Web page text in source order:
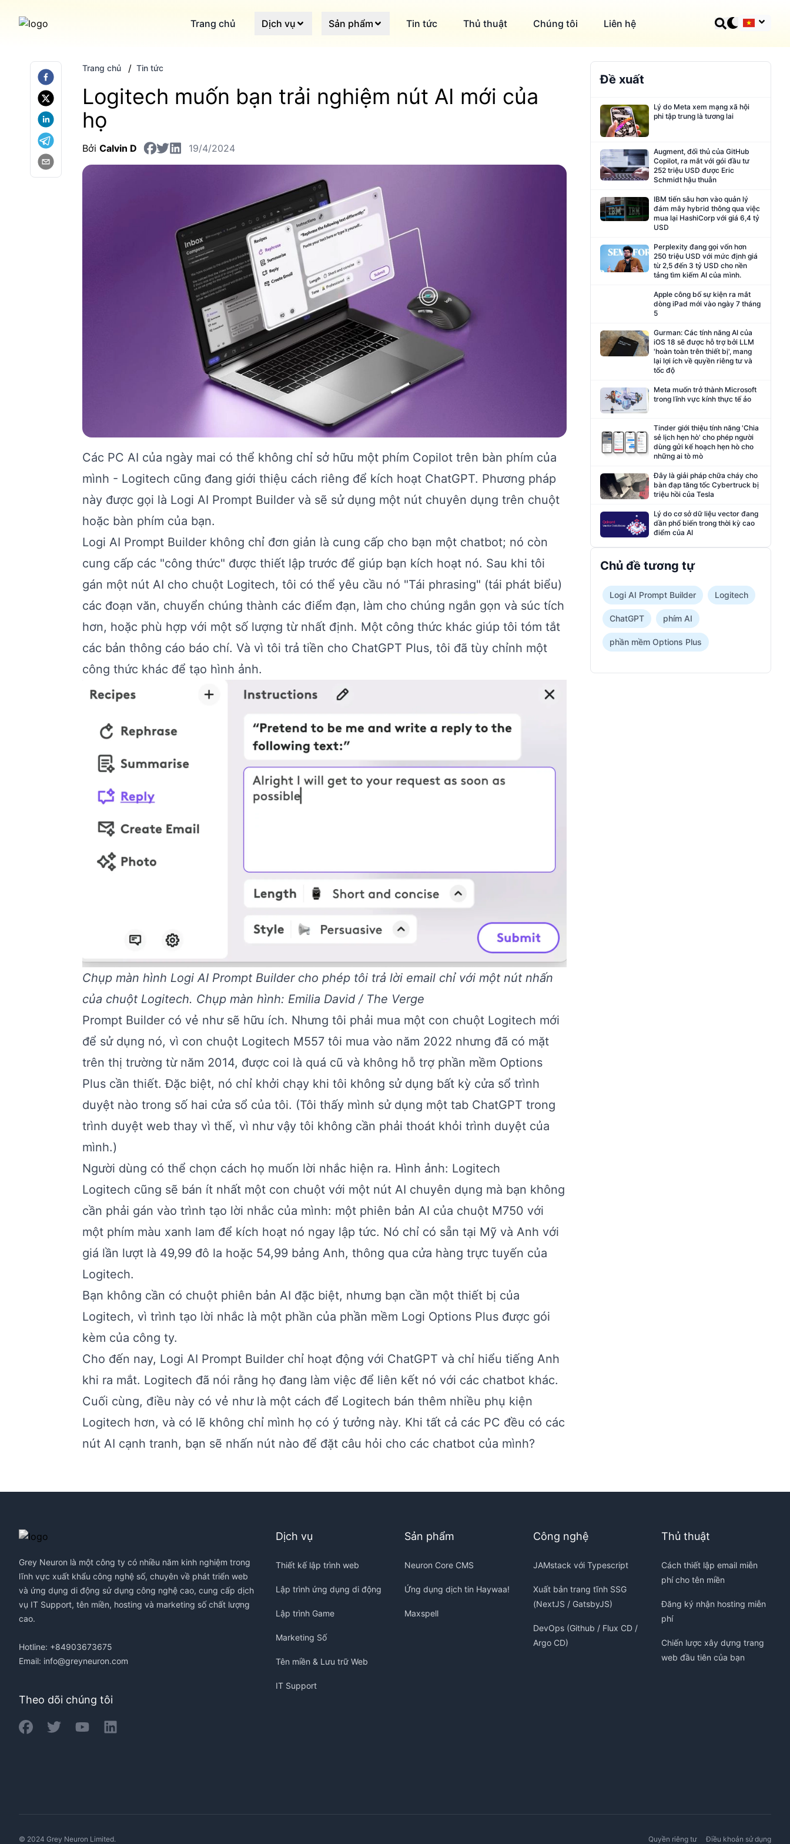
Trang chủ Dịch vụ Sản phẩm Tin tức Thủ thuật Chúng tôi Liên hệ
Trang chủ / Tin tức
Logitech muốn bạn trải nghiệm nút AI mới của
họ
Bởi Calvin D 19/4/2024
Các PC AI của ngày mai có thể không chỉ sở hữu một phím Copilot trên bàn phím của
mình - Logitech cũng đang giới thiệu cách riêng để kích hoạt ChatGPT. Phương pháp
này được gọi là Logi AI Prompt Builder và sẽ sử dụng một nút chuyên dụng trên chuột
hoặc bàn phím của bạn.
Logi AI Prompt Builder không chỉ đơn giản là cung cấp cho bạn một chatbot; nó còn
cung cấp các "công thức" được thiết lập trước để giúp bạn kích hoạt nó. Sau khi tôi
gán một nút AI cho chuột Logitech, tôi có thể yêu cầu nó "Tái phrasing" (tái phát biểu)
các đoạn văn, chuyển chúng thành các điểm đạn, làm cho chúng ngắn gọn và súc tích
hơn, hoặc phù hợp với một số lượng từ nhất định. Một công thức khác giúp tôi tóm tắt
các bản thông cáo báo chí. Và vì tôi trả tiền cho ChatGPT Plus, tôi đã tùy chỉnh một
công thức khác để tạo hình ảnh.
Chụp màn hình Logi AI Prompt Builder cho phép tôi trả lời email chỉ với một nút nhấn
của chuột Logitech. Chụp màn hình: Emilia David / The Verge
Prompt Builder có vẻ như sẽ hữu ích. Nhưng tôi phải mua một con chuột Logitech mới
để sử dụng nó, vì con chuột Logitech M557 tôi mua vào năm 2022 nhưng đã có mặt
trên thị trường từ năm 2014, được coi là quá cũ và không hỗ trợ phần mềm Options
Plus cần thiết. Đặc biệt, nó chỉ khởi chạy khi tôi không sử dụng bất kỳ cửa sổ trình
duyệt nào trong số hai cửa sổ của tôi. (Tôi thấy mình sử dụng một tab ChatGPT trong
trình duyệt web thay vì thế, vì như vậy tôi không cần phải thoát khỏi trình duyệt của
mình.)
Người dùng có thể chọn cách họ muốn lời nhắc hiện ra. Hình ảnh: Logitech
Logitech cũng sẽ bán ít nhất một con chuột với một nút AI chuyên dụng mà bạn không
cần phải gán vào trình tạo lời nhắc của mình: một phiên bản AI của chuột M750 với
một phím màu xanh lam để kích hoạt nó ngay lập tức. Nó chỉ có sẵn tại Mỹ và Anh với
giá lần lượt là 49,99 đô la hoặc 54,99 bảng Anh, thông qua cửa hàng trực tuyến của
Logitech.
Bạn không cần có chuột phiên bản AI đặc biệt, nhưng bạn cần một thiết bị của
Logitech, vì trình tạo lời nhắc là một phần của phần mềm Logi Options Plus được gói
kèm của công ty.
Cho đến nay, Logi AI Prompt Builder chỉ hoạt động với ChatGPT và chỉ hiểu tiếng Anh
khi ra mắt. Logitech đã nói rằng họ đang làm việc để liên kết nó với các chatbot khác.
Cuối cùng, điều này có vẻ như là một cách để Logitech bán thêm nhiều phụ kiện
Logitech hơn, và có lẽ không chỉ mình họ có ý tưởng này. Khi tất cả các PC đều có các
nút AI cạnh tranh, bạn sẽ nhấn nút nào để đặt câu hỏi cho các chatbot của mình?
Đề xuất
Lý do Meta xem mạng xã hội
phi tập trung là tương lai
Augment, đối thủ của GitHub
Copilot, ra mắt với gói đầu tư
252 triệu USD được Eric
Schmidt hậu thuẫn
IBM tiến sâu hơn vào quản lý
đám mây hybrid thông qua việc
mua lại HashiCorp với giá 6,4 tỷ
USD
Perplexity đang gọi vốn hơn
250 triệu USD với mức định giá
từ 2,5 đến 3 tỷ USD cho nền
tảng tìm kiếm AI của mình.
Apple công bố sự kiện ra mắt
dòng iPad mới vào ngày 7 tháng
5
Gurman: Các tính năng AI của
iOS 18 sẽ được hỗ trợ bởi LLM
'hoàn toàn trên thiết bị', mang
lại lợi ích về quyền riêng tư và
tốc độ
Meta muốn trở thành Microsoft
trong lĩnh vực kính thực tế ảo
Tinder giới thiệu tính năng 'Chia
sẻ lịch hẹn hò' cho phép người
dùng gửi kế hoạch hẹn hò cho
những ai tò mò
Đây là giải pháp chữa cháy cho
bàn đạp tăng tốc Cybertruck bị
triệu hồi của Tesla
Lý do cơ sở dữ liệu vector đang
dần phổ biến trong thời kỳ cao
điểm của AI
Chủ đề tương tự
Logi AI Prompt Builder Logitech
ChatGPT phím AI
phần mềm Options Plus
Grey Neuron là một công ty có nhiều năm kinh nghiệm trong
lĩnh vực xuất khẩu công nghệ số, chuyên về phát triển web
và ứng dụng di động sử dụng công nghệ cao, cung cấp dịch
vụ IT Support, tên miền, hosting và marketing số chất lượng
cao.
Hotline: +84903673675
Email: info@greyneuron.com
Theo dõi chúng tôi
Dịch vụ
Thiết kế lập trình web
Lập trình ứng dụng di động
Lập trình Game
Marketing Số
Tên miền & Lưu trữ Web
IT Support
Sản phẩm
Neuron Core CMS
Ứng dụng dịch tin Haywaa!
Maxspell
Công nghệ
JAMstack với Typescript
Xuất bản trang tĩnh SSG
(NextJS / GatsbyJS)
DevOps (Github / Flux CD /
Argo CD)
Thủ thuật
Cách thiết lập email miễn
phí cho tên miền
Đăng ký nhận hosting miễn
phí
Chiến lược xây dựng trang
web đầu tiên của bạn
© 2024 Grey Neuron Limited. Quyền riêng tư Điều khoản sử dụng